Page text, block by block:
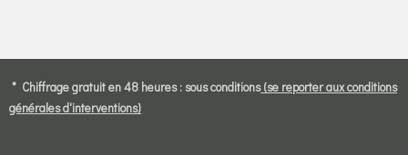
* Chiffrage gratuit en 48 heures : sous conditions(se reporter aux conditions
générales d'interventions)